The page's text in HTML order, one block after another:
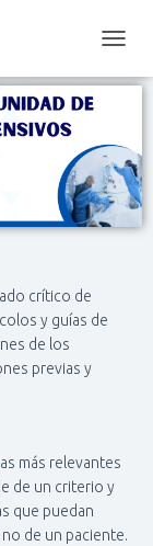
A
A
R
M
I
Ó
crítico de
y guías de
de los
previas y
más relevantes
de un criterio y
que puedan
de un paciente.